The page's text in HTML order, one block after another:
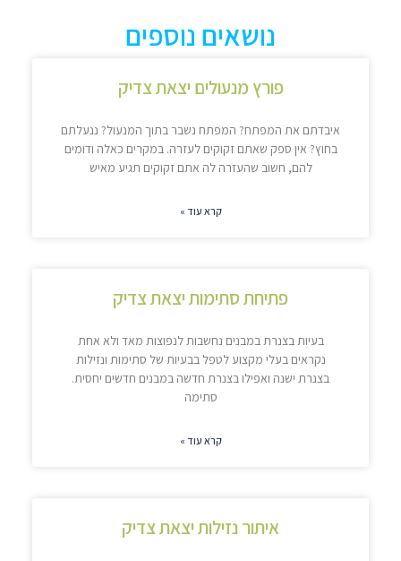
נושאים נוספים
פורץ מנעולים יצאת צדיק
איבדתם את המפתח? המפתח נשבר בתוך המנעול? ננעלתם
בחוץ? אין ספק שאתם זקוקים לעזרה. במקרים כאלה ודומים
להם, חשוב שהעזרה לה אתם זקוקים תגיע מאיש
קרא עוד »
פתיחת סתימות יצאת צדיק
בעיות בצנרת במבנים נחשבות לנפוצות מאד ולא אחת
נקראים בעלי מקצוע לטפל בבעיות של סתימות ונזילות
בצנרת ישנה ואפילו בצנרת חדשה במבנים חדשים יחסית.
סתימה
קרא עוד »
איתור נזילות יצאת צדיק